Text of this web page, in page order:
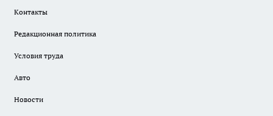
Контакты
Редакционная политика
Условия труда
Авто
Новости